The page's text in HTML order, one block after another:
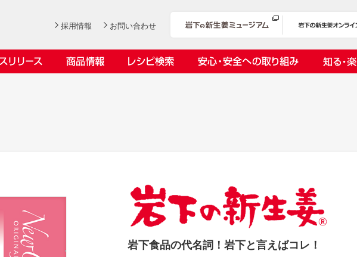
採用情報 お問い合わせ
沿革
ト「NEW GINGER SUMMER
2026」｜岩下の新生姜ミュー
ジアム
2026.07.01
YouTubeチャンネル「料理研究
家リュウジのバズレシピ」で岩
下の新生姜コラボ動画を公開！
～岩下社長おすすめレシピ編～
岩下の新生姜 岩下のピリ辛らっきょう オリーチェ（種つき）
豚バラ肉のくるくる巻き～細巻
きバージョン～
岩下の新生姜とちくわのくるく
る巻き
岩下漬け～ピンクの味卵～
お客様との取り組み
しょうがを食べてお悩み解決 教えて！石原
先生
目指せ！１万ヘッドプロジェクト
岩下食品の代名詞！岩下と言えばコレ！